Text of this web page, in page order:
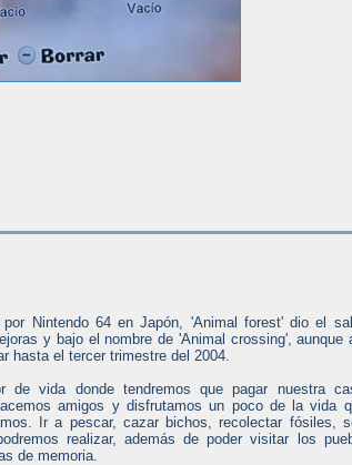
Nintendo 64 en Japón, 'Animal forest' dio el
y bajo el nombre de 'Animal crossing', aunque
hasta el tercer trimestre del 2004.
de vida donde tendremos que pagar nuestra
amigos y disfrutamos un poco de la vida
Ir a pescar, cazar bichos, recolectar fósiles,
realizar, además de poder visitar los
de memoria.